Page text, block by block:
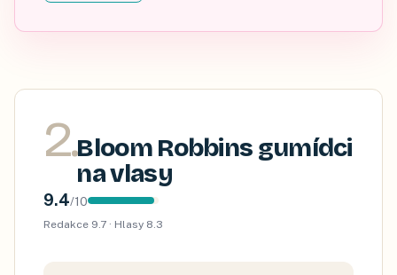
2.Bloom Robbins gumídci
na vlasy
9.4/10
Redakce 9.7 · Hlasy 8.3